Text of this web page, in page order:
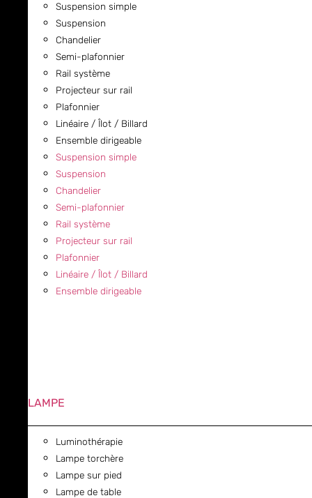
Suspension simple
Suspension
Chandelier
Semi-plafonnier
Rail système
Projecteur sur rail
Plafonnier
Linéaire / Îlot / Billard
Ensemble dirigeable
Suspension simple
Suspension
Chandelier
Semi-plafonnier
Rail système
Projecteur sur rail
Plafonnier
Linéaire / Îlot / Billard
Ensemble dirigeable
LAMPE
Luminothérapie
Lampe torchère
Lampe sur pied
Lampe de table